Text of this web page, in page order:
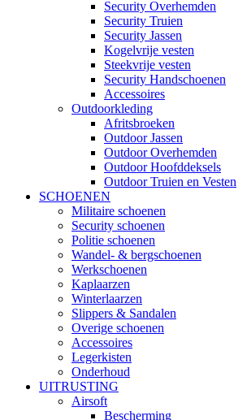
Security Overhemden
Security Truien
Security Jassen
Kogelvrije vesten
Steekvrije vesten
Security Handschoenen
Accessoires
Outdoorkleding
Afritsbroeken
Outdoor Jassen
Outdoor Overhemden
Outdoor Hoofddeksels
Outdoor Truien en Vesten
SCHOENEN
Militaire schoenen
Security schoenen
Politie schoenen
Wandel- & bergschoenen
Werkschoenen
Kaplaarzen
Winterlaarzen
Slippers & Sandalen
Overige schoenen
Accessoires
Legerkisten
Onderhoud
UITRUSTING
Airsoft
Bescherming